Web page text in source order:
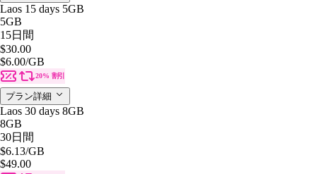
Laos 15 days 5GB
5GB
15日間
$30.00
$6.00/GB
20% 割引
プラン詳細
Laos 30 days 8GB
8GB
30日間
$6.13/GB
$49.00